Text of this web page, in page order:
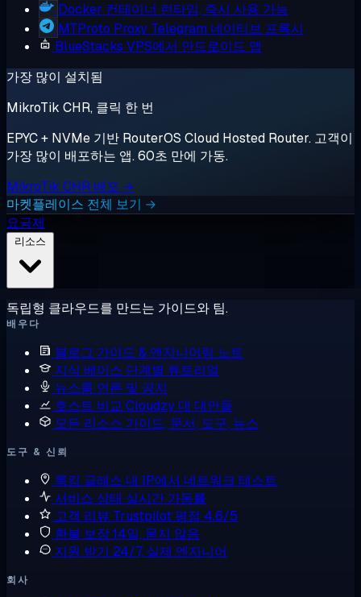
Docker 컨테이너 런타임, 즉시 사용 가능
MTProto Proxy Telegram 네이티브 프록시
BlueStacks VPS에서 안드로이드 앱
가장 많이 설치됨
MikroTik CHR, 클릭 한 번
EPYC + NVMe 기반 RouterOS Cloud Hosted Router. 고객이
가장 많이 배포하는 앱. 60초 만에 가동.
MikroTik CHR 배포 →
마켓플레이스 전체 보기 →
요금제
독립형 클라우드를 만드는 가이드와 팀.
배우다
블로그 가이드 & 엔지니어링 노트
지식 베이스 단계별 튜토리얼
뉴스룸 언론 및 공지
호스트 비교 Cloudzy 대 대안들
모든 리소스 가이드, 문서, 도구, 뉴스
도구 & 신뢰
룩킹 글래스 내 IP에서 네트워크 테스트
서비스 상태 실시간 가동률
고객 리뷰 Trustpilot 평점 4.6/5
환불 보장14일, 묻지 않음
지원 받기 24/7, 실제 엔지니어
회사